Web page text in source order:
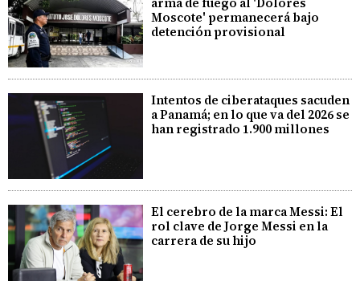
Moscote' permanecerá bajo
detención provisional
Intentos de ciberataques sacuden
a Panamá; en lo que va del 2026 se
han registrado 1.900 millones
El cerebro de la marca Messi: El
rol clave de Jorge Messi en la
carrera de su hijo